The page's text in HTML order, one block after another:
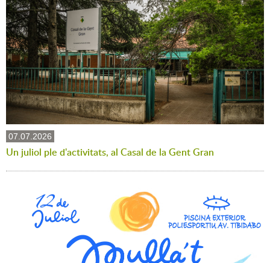
07.07.2026
Un juliol ple d'activitats, al Casal de la Gent Gran